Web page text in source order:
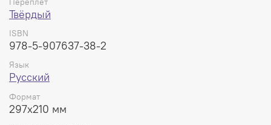
Твёрдый
ISBN
978-5-907637-38-2
Язык
Русский
Формат
297x210 мм